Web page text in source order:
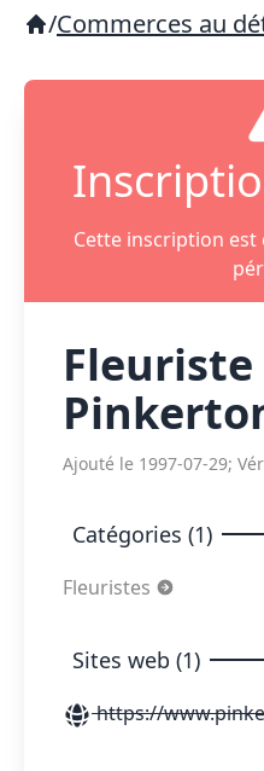
/Commerces au
Cette inscription est
Fleuriste
Ajouté le 1997-07-29;
Catégories (1)
Fleuristes
Sites web (1)
https://